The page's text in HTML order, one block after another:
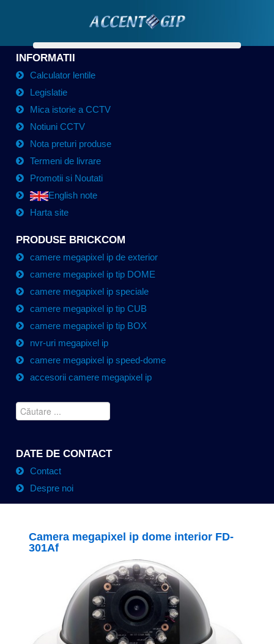
INFORMATII
Calculator lentile
Legislatie
Mica istorie a CCTV
Notiuni CCTV
Nota preturi produse
Termeni de livrare
Promotii si Noutati
English note
Harta site
PRODUSE BRICKCOM
camere megapixel ip de exterior
camere megapixel ip tip DOME
camere megapixel ip speciale
camere megapixel ip tip CUB
camere megapixel ip tip BOX
nvr-uri megapixel ip
camere megapixel ip speed-dome
accesorii camere megapixel ip
DATE DE CONTACT
Contact
Despre noi
Camera megapixel ip dome interior FD-
301Af